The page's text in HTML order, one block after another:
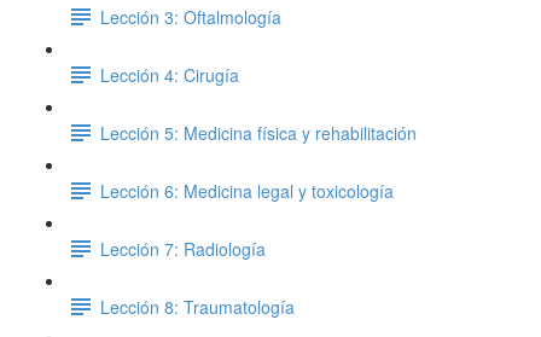
Lección 3: Oftalmología
Lección 4: Cirugía
Lección 5: Medicina física y rehabilitación
Lección 6: Medicina legal y toxicología
Lección 7: Radiología
Lección 8: Traumatología